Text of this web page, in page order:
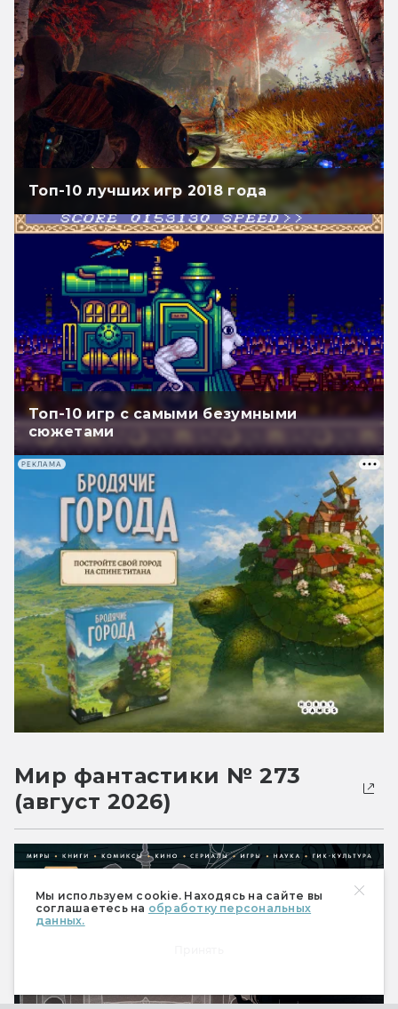
Мы используем cookie. Находясь на сайте вы
соглашаетесь на обработку персональных
данных.
Топ-10 лучших игр 2018 года
Топ-10 игр с самыми безумными
сюжетами
РЕКЛАМА
Мир фантастики № 273
(август 2026)